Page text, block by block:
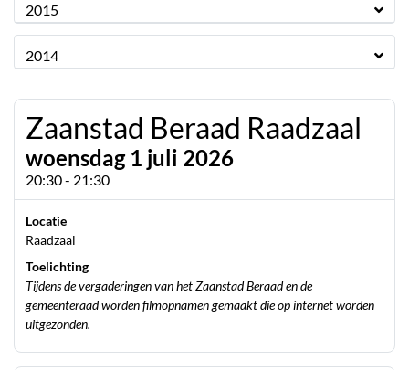
2015
2014
Zaanstad Beraad Raadzaal
woensdag 1 juli 2026
20:30 - 21:30
Locatie
Raadzaal
Toelichting
Tijdens de vergaderingen van het Zaanstad Beraad en de
gemeenteraad worden filmopnamen gemaakt die op internet worden
uitgezonden.